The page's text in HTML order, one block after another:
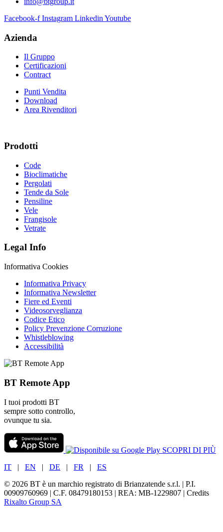
Facebook-f Instagram Linkedin Youtube
Azienda
Il Gruppo
Certificazioni
Contract
Punti Vendita
Download
Area Rivenditori
Prodotti
Code
Bioclimatiche
Pergolati
Tende da Sole
Pensiline
Vele
Frangisole
Vetrate
Legal Info
Informativa Cookies
Informativa Privacy
Informativa Newsletter
Fiere ed Eventi
Videosorveglianza
Codice Etico
Policy Prevenzione Corruzione
Whistleblowing
Accessibilità
BT Remote App
I tuoi prodotti BT
sempre sotto controllo,
ovunque tu sia.
SCOPRI DI PIÙ
IT | EN | DE | FR | ES
© 2026 BT è un marchio registrato di Brianzatende s.r.l. | P.I.
00909760969 | C.F. 08479180153 | REA: MB-1229807 | Credits
Rixalto Group SA